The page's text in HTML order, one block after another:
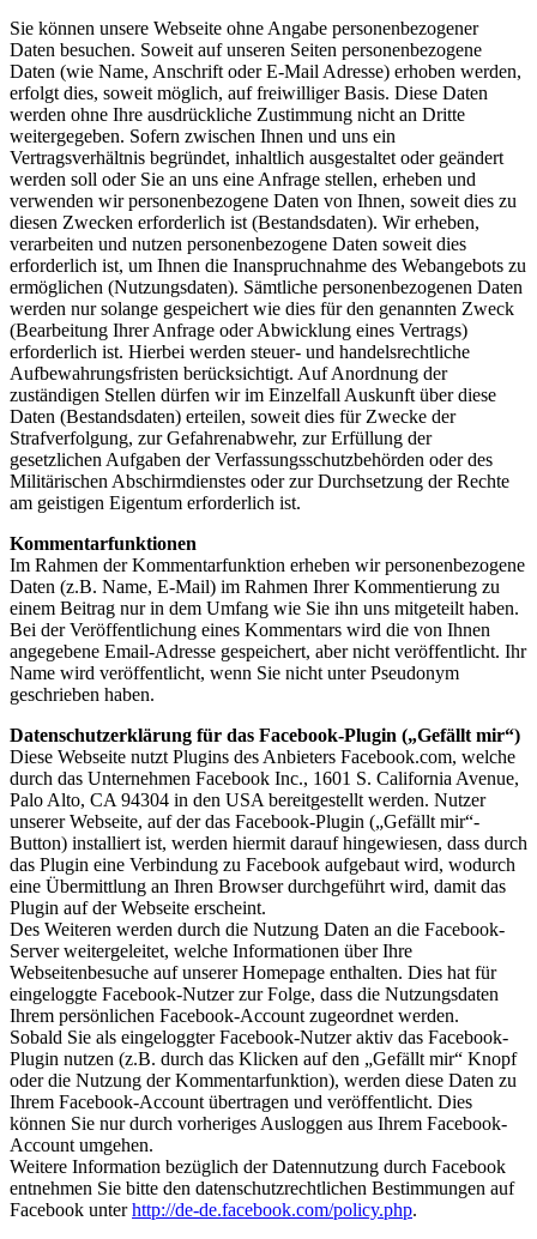
Sie können unsere Webseite ohne Angabe personenbezogener
Daten besuchen. Soweit auf unseren Seiten personenbezogene
Daten (wie Name, Anschrift oder E-Mail Adresse) erhoben werden,
erfolgt dies, soweit möglich, auf freiwilliger Basis. Diese Daten
werden ohne Ihre ausdrückliche Zustimmung nicht an Dritte
weitergegeben. Sofern zwischen Ihnen und uns ein
Vertragsverhältnis begründet, inhaltlich ausgestaltet oder geändert
werden soll oder Sie an uns eine Anfrage stellen, erheben und
verwenden wir personenbezogene Daten von Ihnen, soweit dies zu
diesen Zwecken erforderlich ist (Bestandsdaten). Wir erheben,
verarbeiten und nutzen personenbezogene Daten soweit dies
erforderlich ist, um Ihnen die Inanspruchnahme des Webangebots zu
ermöglichen (Nutzungsdaten). Sämtliche personenbezogenen Daten
werden nur solange gespeichert wie dies für den genannten Zweck
(Bearbeitung Ihrer Anfrage oder Abwicklung eines Vertrags)
erforderlich ist. Hierbei werden steuer- und handelsrechtliche
Aufbewahrungsfristen berücksichtigt. Auf Anordnung der
zuständigen Stellen dürfen wir im Einzelfall Auskunft über diese
Daten (Bestandsdaten) erteilen, soweit dies für Zwecke der
Strafverfolgung, zur Gefahrenabwehr, zur Erfüllung der
gesetzlichen Aufgaben der Verfassungsschutzbehörden oder des
Militärischen Abschirmdienstes oder zur Durchsetzung der Rechte
am geistigen Eigentum erforderlich ist.
Kommentarfunktionen
Im Rahmen der Kommentarfunktion erheben wir personenbezogene
Daten (z.B. Name, E-Mail) im Rahmen Ihrer Kommentierung zu
einem Beitrag nur in dem Umfang wie Sie ihn uns mitgeteilt haben.
Bei der Veröffentlichung eines Kommentars wird die von Ihnen
angegebene Email-Adresse gespeichert, aber nicht veröffentlicht. Ihr
Name wird veröffentlicht, wenn Sie nicht unter Pseudonym
geschrieben haben.
Datenschutzerklärung für das Facebook-Plugin („Gefällt mir“)
Diese Webseite nutzt Plugins des Anbieters Facebook.com, welche
durch das Unternehmen Facebook Inc., 1601 S. California Avenue,
Palo Alto, CA 94304 in den USA bereitgestellt werden. Nutzer
unserer Webseite, auf der das Facebook-Plugin („Gefällt mir“-
Button) installiert ist, werden hiermit darauf hingewiesen, dass durch
das Plugin eine Verbindung zu Facebook aufgebaut wird, wodurch
eine Übermittlung an Ihren Browser durchgeführt wird, damit das
Plugin auf der Webseite erscheint.
Des Weiteren werden durch die Nutzung Daten an die Facebook-
Server weitergeleitet, welche Informationen über Ihre
Webseitenbesuche auf unserer Homepage enthalten. Dies hat für
eingeloggte Facebook-Nutzer zur Folge, dass die Nutzungsdaten
Ihrem persönlichen Facebook-Account zugeordnet werden.
Sobald Sie als eingeloggter Facebook-Nutzer aktiv das Facebook-
Plugin nutzen (z.B. durch das Klicken auf den „Gefällt mir“ Knopf
oder die Nutzung der Kommentarfunktion), werden diese Daten zu
Ihrem Facebook-Account übertragen und veröffentlicht. Dies
können Sie nur durch vorheriges Ausloggen aus Ihrem Facebook-
Account umgehen.
Weitere Information bezüglich der Datennutzung durch Facebook
entnehmen Sie bitte den datenschutzrechtlichen Bestimmungen auf
Facebook unterhttp://de-de.facebook.com/policy.php.